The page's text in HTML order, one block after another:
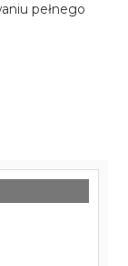
pełnego